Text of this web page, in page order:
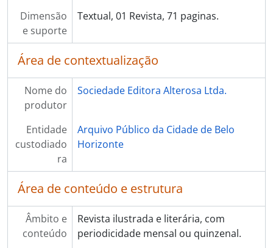
Dimensão
e suporte
Textual, 01 Revista, 71 paginas.
Área de contextualização
Nome do
produtor
Sociedade Editora Alterosa Ltda.
Entidade
custodiado
ra
Arquivo Público da Cidade de Belo
Horizonte
Área de conteúdo e estrutura
Âmbito e
conteúdo
Revista ilustrada e literária, com
periodicidade mensal ou quinzenal.